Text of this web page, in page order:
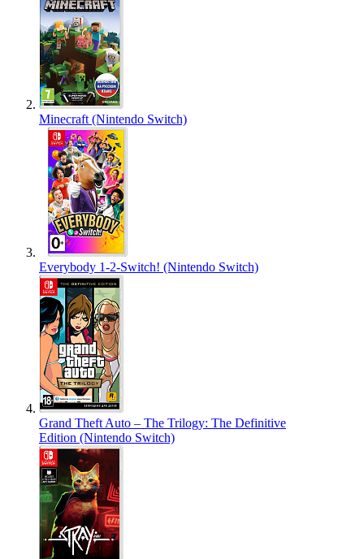
Minecraft (Nintendo Switch)
Everybody 1-2-Switch! (Nintendo Switch)
Grand Theft Auto – The Trilogy: The Definitive
Edition (Nintendo Switch)